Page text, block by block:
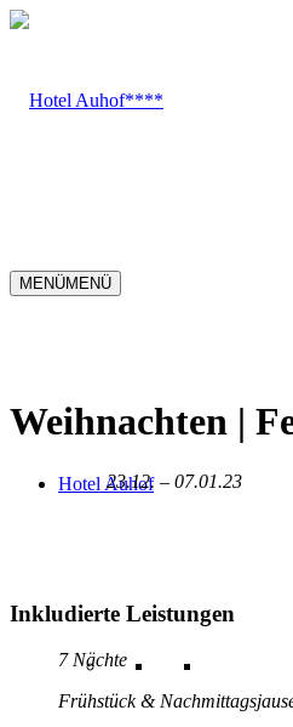
MENÜMENÜ
Hotel Auhof
Weihnachten |
23.12. – 07.01.23
Inkludierte Leistungen
7 Nächte
Frühstück &